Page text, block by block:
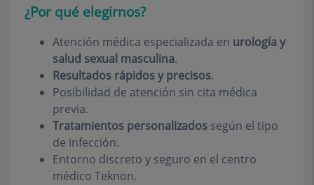
¿Por qué elegirnos?
Atención médica especializada en urología y
salud sexual masculina.
Resultados rápidos y precisos.
Posibilidad de atención sin cita médica
previa.
Tratamientos personalizados según el tipo
de infección.
Entorno discreto y seguro en el centro
médico Teknon.